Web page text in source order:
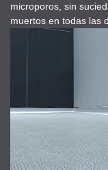
microporos, sin
muertos en todas las